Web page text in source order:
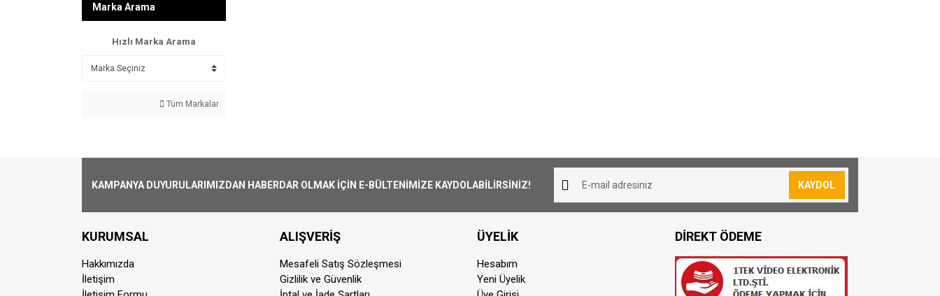
Marka Arama
Hızlı Marka Arama
Tüm Markalar
KAMPANYA DUYURULARIMIZDAN HABERDAR OLMAK İÇİN E-BÜLTENİMİZE KAYDOLABİLİRSİNİZ! KAYDOL
KURUMSAL
Hakkımızda
İletişim
ALIŞVERİŞ
Mesafeli Satış Sözleşmesi
Gizlilik ve Güvenlik
ÜYELİK
Hesabım
Yeni Üyelik
DİREKT ÖDEME